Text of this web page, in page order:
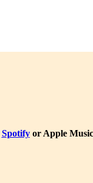
Spotifyor Apple